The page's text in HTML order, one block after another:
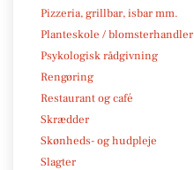
Pizzeria, grillbar, isbar mm.
Planteskole / blomsterhandler
Psykologisk rådgivning
Rengøring
Restaurant og café
Skrædder
Skønheds- og hudpleje
Slagter